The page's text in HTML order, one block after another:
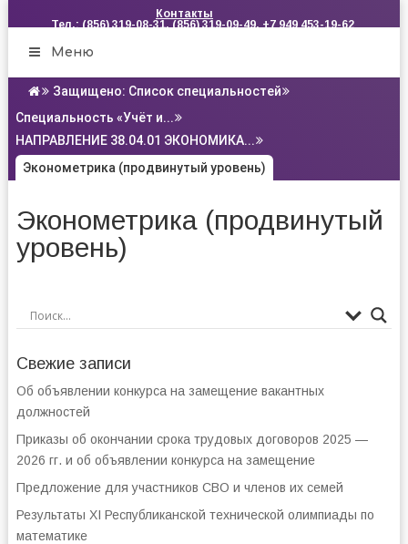
Контакты
Тел.: (856) 319-08-31, (856) 319-09-49, +7 949 453-19-62
Меню
Защищено: Список специальностей
Специальность «Учёт и...
НАПРАВЛЕНИЕ 38.04.01 ЭКОНОМИКА...
Эконометрика (продвинутый уровень)
Эконометрика (продвинутый
уровень)
Свежие записи
Об объявлении конкурса на замещение вакантных
должностей
Приказы об окончании срока трудовых договоров 2025 —
2026 гг. и об объявлении конкурса на замещение
Предложение для участников СВО и членов их семей
Результаты XI Республиканской технической олимпиады по
математике